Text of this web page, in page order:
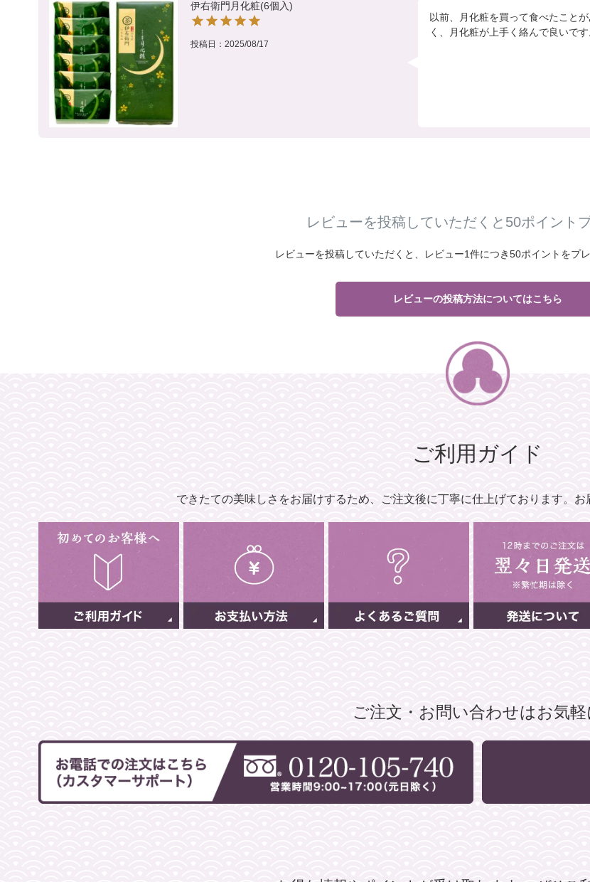
伊右衛門月化粧(6個入)
投稿日 2025/08/17
以前、月化粧を買って食べたこと
く、月化粧が上手く絡んで良いです
レビューを投稿していただくと50ポイント
レビューを投稿していただくと、 レビュー1件につき50ポイントをプ
レビューの投稿方法についてはこちら
ご利用ガイド
できたての美味しさをお届けするため、 ご注文後に丁寧に仕上げております。 お
ご注文・お問い合わせはお気軽